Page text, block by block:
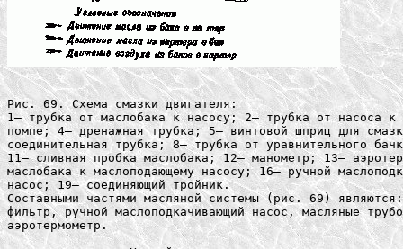
Рис. 69. Схема смазки двигателя:
1— трубка от маслобака к насосу; 2— трубка от насоса
помпе; 4— дренажная трубка; 5— винтовой шприц для
соединительная трубка; 8— трубка от уравнительного
11— сливная пробка маслобака; 12— манометр; 13—
маслобака к маслоподающему насосу; 16— ручной
насос; 19— соединяющий тройник.
Составными частями масляной системы (рис. 69)
фильтр, ручной маслоподкачивающий насос, масляные
аэротермометр.